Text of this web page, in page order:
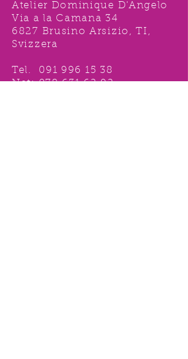
Atelier Dominique D'Angelo
Via a la Camana 34
6827 Brusino Arsizio, TI,
Svizzera
Tel. 091 996 15 38
Nat:078 631 62 92